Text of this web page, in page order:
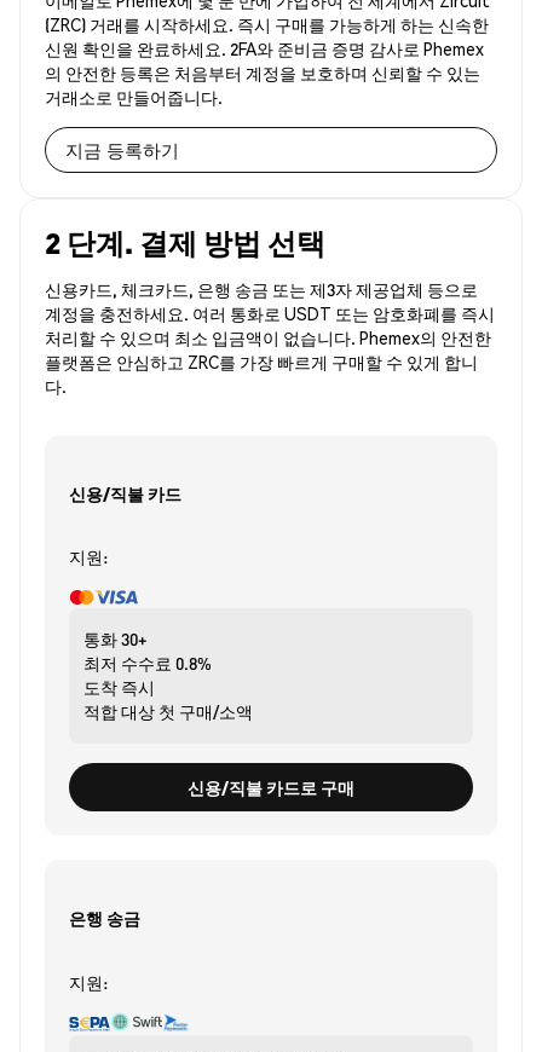
(ZRC) 거래를 시작하세요. 즉시 구매를 가능하게 하는 신속한
신원 확인을 완료하세요. 2FA와 준비금 증명 감사로 Phemex
의 안전한 등록은 처음부터 계정을 보호하며 신뢰할 수 있는
거래소로 만들어줍니다.
지금 등록하기
2 단계. 결제 방법 선택
신용카드, 체크카드, 은행 송금 또는 제3자 제공업체 등으로
계정을 충전하세요. 여러 통화로 USDT 또는 암호화폐를 즉시
처리할 수 있으며 최소 입금액이 없습니다. Phemex의 안전한
플랫폼은 안심하고 ZRC를 가장 빠르게 구매할 수 있게 합니
다.
신용/직불 카드
지원:
통화30+
최저 수수료 0.8%
도착 즉시
적합 대상 첫 구매/소액
신용/직불 카드로 구매
은행 송금
지원: